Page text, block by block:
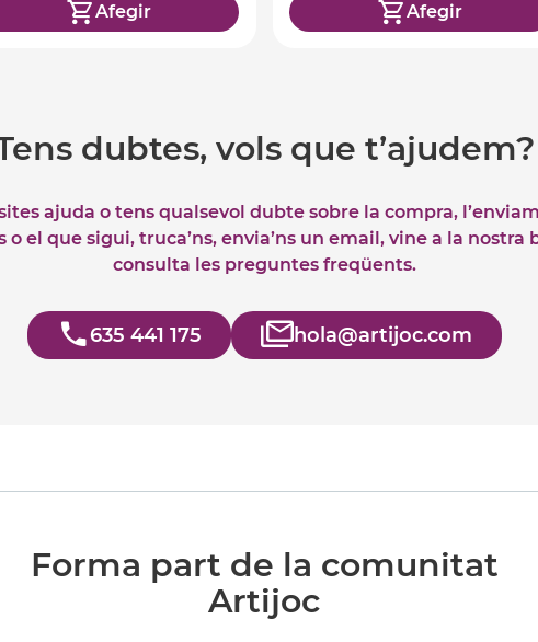
Afegir Afegir
dubtes, vols que t’ajudem?
ajuda o tens qualsevol dubte sobre la compra,
o el que sigui, truca’ns, envia’ns un email, vine a la nostra
consulta les preguntes freqüents.
635 441 175 hola@artijoc.com
Forma part de la comunitat
Artijoc